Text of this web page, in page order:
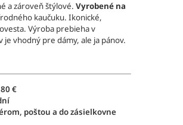
a zároveň štýlové. Vyrobené na
kaučuku. Ikonické,
Výroba prebieha v
vhodný pre dámy, ale ja pánov.
80 €
poštou a do zásielkovne